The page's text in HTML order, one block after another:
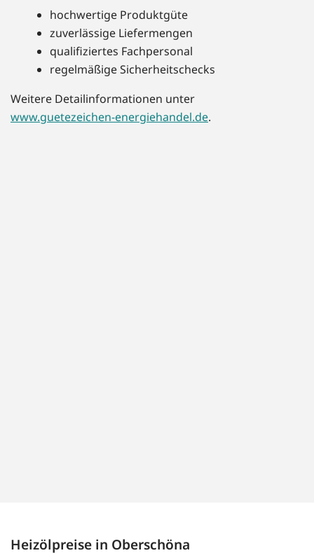
hochwertige Produktgüte
zuverlässige Liefermengen
qualifiziertes Fachpersonal
regelmäßige Sicherheitschecks
Weitere Detailinformationen unter
www.guetezeichen-energiehandel.de.
Heizölpreise in Oberschöna